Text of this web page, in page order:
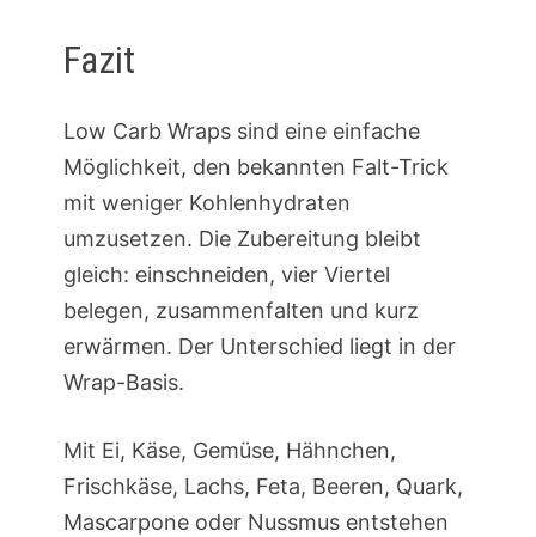
Fazit
Low Carb Wraps sind eine einfache
Möglichkeit, den bekannten Falt-Trick
mit weniger Kohlenhydraten
umzusetzen. Die Zubereitung bleibt
gleich: einschneiden, vier Viertel
belegen, zusammenfalten und kurz
erwärmen. Der Unterschied liegt in der
Wrap-Basis.
Mit Ei, Käse, Gemüse, Hähnchen,
Frischkäse, Lachs, Feta, Beeren, Quark,
Mascarpone oder Nussmus entstehen